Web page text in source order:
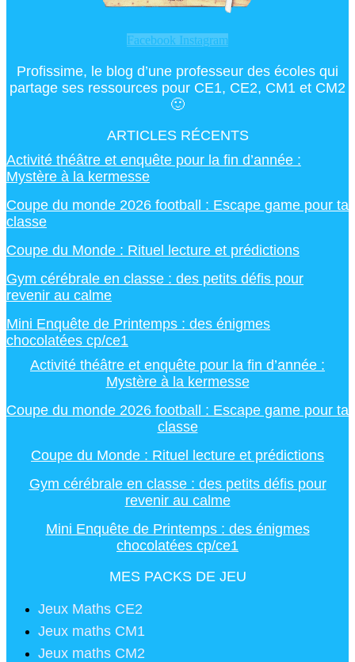
Facebook Instagram
Profissime, le blog d’une professeur des écoles qui
partage ses ressources pour CE1, CE2, CM1 et CM2
🙂
ARTICLES RÉCENTS
Activité théâtre et enquête pour la fin d’année :
Mystère à la kermesse
Coupe du monde 2026 football : Escape game pour ta
classe
Coupe du Monde : Rituel lecture et prédictions
Gym cérébrale en classe : des petits défis pour
revenir au calme
Mini Enquête de Printemps : des énigmes
chocolatées cp/ce1
Activité théâtre et enquête pour la fin d’année :
Mystère à la kermesse
Coupe du monde 2026 football : Escape game pour ta
classe
Coupe du Monde : Rituel lecture et prédictions
Gym cérébrale en classe : des petits défis pour
revenir au calme
Mini Enquête de Printemps : des énigmes
chocolatées cp/ce1
MES PACKS DE JEU
Jeux Maths CE2
Jeux maths CM1
Jeux maths CM2